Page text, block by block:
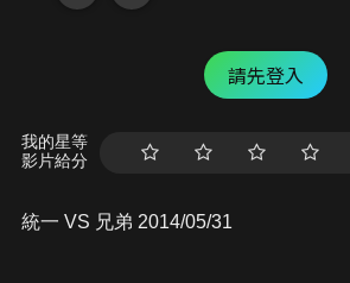
請先登入
我的星等
影片給分
統一 VS 兄弟 2014/05/31